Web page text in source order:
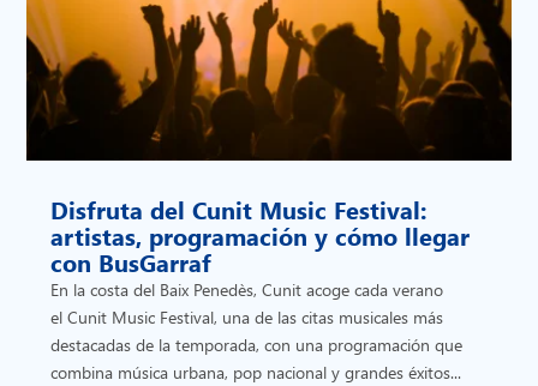
Disfruta del Cunit Music Festival:
artistas, programación y cómo llegar
con BusGarraf
En la costa del Baix Penedès, Cunit acoge cada verano
el Cunit Music Festival, una de las citas musicales más
destacadas de la temporada, con una programación que
combina música urbana, pop nacional y grandes éxitos...